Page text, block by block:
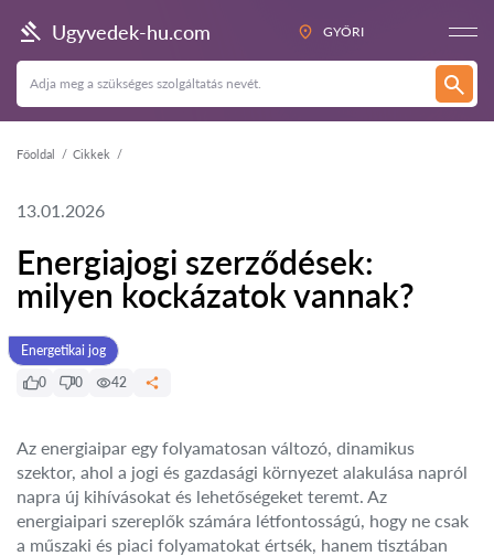
Ugyvedek-hu.com GYŐRI
Főoldal Cikkek
13.01.2026
Energiajogi szerződések:
milyen kockázatok vannak?
Energetikai jog
0
0 42
Az energiaipar egy folyamatosan változó, dinamikus
szektor, ahol a jogi és gazdasági környezet alakulása napról
napra új kihívásokat és lehetőségeket teremt. Az
energiaipari szereplők számára létfontosságú, hogy ne csak
a műszaki és piaci folyamatokat értsék, hanem tisztában